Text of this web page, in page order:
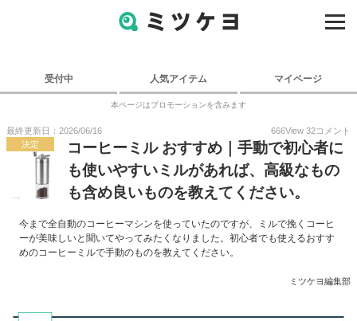
受付中 人気アイテム マイページ
本ページはプロモーションを含みます
最終更新日：2026/06/16 666View 32コメント
決定
コーヒーミル おすすめ｜手動で初心者に
も使いやすいミルがあれば、高級なもの
も含め良いものを教えてください。
今まで全自動のコーヒーマシンを使っていたのですが、ミルで挽くコーヒ
ーが美味しいと聞いてやってみたくなりました。初心者でも使えるおすす
めのコーヒーミルで手動のものを教えてください。
ミツケヨ編集部